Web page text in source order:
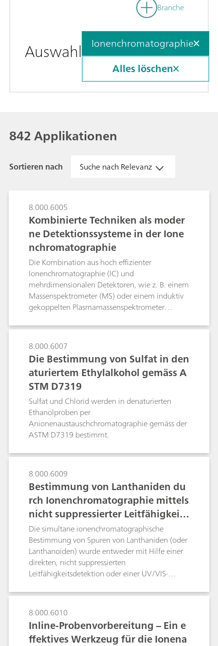
Branche
Auswahl
Ionenchromatographie
Alles löschen
842 Applikationen
Sortieren nach Suche nach Relevanz
8.000.6005
Kombinierte Techniken als moder
ne Detektionssysteme in der Ione
nchromatographie
Die Kombination aus hoch effizienter
Ionenchromatographie (IC) und
mehrdimensionalen Detektoren, wie z. B. einem
Massenspektrometer (MS) oder einem induktiv
gekoppelten Plasmamassenspektrometer
Empfindlichkeit, während sie gleichzeitig
mögliche Matrixstörungen auf ein absolutes
Minimum reduziert. Mit Hilfe von IC/MS
können verschiedene Oxyhalide wie Bromat und
Perchlorat im Sub-ppb-Bereich nachgewiesen
werden. Ausserdem ist es möglich, organische
Säuren präzise durch massebasierte Analyse
sogar in Anwesenheit von hohen Salzmatrices
zu bestimmen. Mit Hilfe von IC-ICP/MS können
unterschiedliche Wertigkeitszustände der
potentiell gefährlichen Elemente Chrom, Arsen
und Selen in Form von anorganischen und
einem einzigen Durchlauf identifiziert werden.
8.000.6007
Die Bestimmung von Sulfat in den
aturiertem Ethylalkohol gemäss A
STM D7319
Sulfat und Chlorid werden in denaturierten
Ethanolproben per
Anionenaustauschchromatographie gemäss der
ASTM D7319 bestimmt.
8.000.6009
Bestimmung von Lanthaniden du
rch Ionenchromatographie mittels
nicht suppressierter Leitfähigkeits
- und UV/VIS-Detektion
Die simultane ionenchromatographische
Bestimmung von Spuren von Lanthaniden (oder
Lanthanoiden) wurde entweder mit Hilfe einer
direkten, nicht suppressierten
Leitfähigkeitsdetektion oder einer UV/VIS-
Nachsäulenderivatisierung (PCR) mit Arsenazo III
bei 655 nm erreicht. Die Leitfähigkeitsdetektion
unter isokratischen Bedingungen führte zu einer
Gesamtanalysezeit von ca. 70 Minuten. Im
Gegensatz dazu dauert die Bestimmung von
8.000.6010
Inline-Probenvorbereitung – Ein e
ffektives Werkzeug für die Ionena